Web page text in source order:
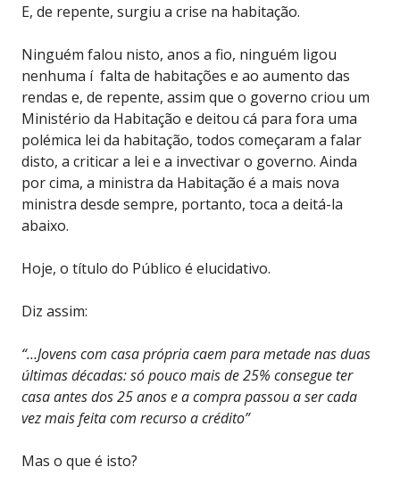
E, de repente, surgiu a crise na habitação.
Ninguém falou nisto, anos a fio, ninguém ligou
nenhuma í falta de habitações e ao aumento das
rendas e, de repente, assim que o governo criou um
Ministério da Habitação e deitou cá para fora uma
polémica lei da habitação, todos começaram a falar
disto, a criticar a lei e a invectivar o governo. Ainda
por cima, a ministra da Habitação é a mais nova
ministra desde sempre, portanto, toca a deitá-la
abaixo.
Hoje, o título do Público é elucidativo.
Diz assim:
“…Jovens com casa própria caem para metade nas duas
últimas décadas: só pouco mais de 25% consegue ter
casa antes dos 25 anos e a compra passou a ser cada
vez mais feita com recurso a crédito”
Mas o que é isto?